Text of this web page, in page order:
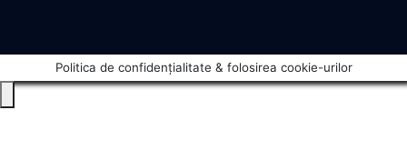
Politica de confidențialitate & folosirea cookie-urilor